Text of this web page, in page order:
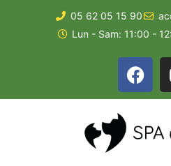
05 62 05 15 90
Lun - Sam: 11:00 -